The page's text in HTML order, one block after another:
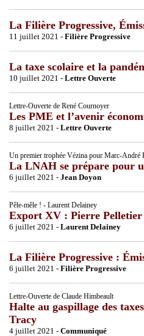
La Filière Progressive,
11 juillet 2021 - Filière Progressive
La taxe scolaire et la
10 juillet 2021 - Lettre Ouverte
Lettre-Ouverte de René Cournoyer
Les PME et l’avenir
8 juillet 2021 - Lettre Ouverte
Un premier trophée Vézina pour Marc-André
La LNAH se prépare pour
6 juillet 2021 - Jean Doyon
Pêle-mêle ! - Laurent Delainey
Export XV : Pierre Pelletier
6 juillet 2021 - Laurent Delainey
La Filière Progressive :
6 juillet 2021 - Filière Progressive
Lettre-Ouverte de Claude Himbeault
Halte au gaspillage des
Tracy
4 juillet 2021 - Communiqué